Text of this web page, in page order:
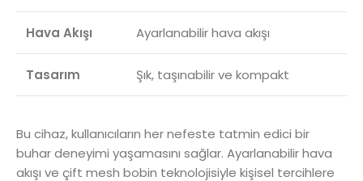
Hava Akışı Ayarlanabilir hava akışı
Tasarım Şık, taşınabilir ve kompakt
Bu cihaz, kullanıcıların her nefeste tatmin edici bir
buhar deneyimi yaşamasını sağlar. Ayarlanabilir hava
akışı ve çift mesh bobin teknolojisiyle kişisel tercihlere